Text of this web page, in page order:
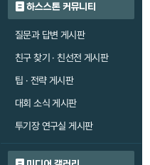
하스스톤 커뮤니티
질문과 답변 게시판
친구 찾기 · 친선전 게시판
팁 · 전략 게시판
대회 소식 게시판
투기장 연구실 게시판